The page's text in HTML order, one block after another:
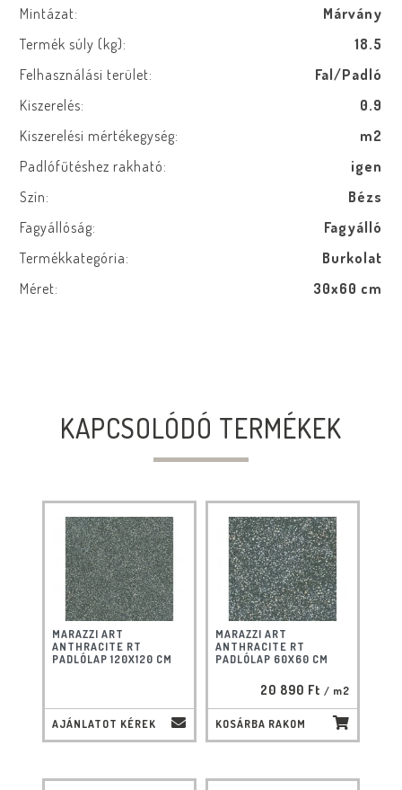
Mintázat:
Márvány
Termék súly (kg):
18.5
Felhasználási terület:
Fal/Padló
Kiszerelés:
0.9
Kiszerelési mértékegység:
m2
Padlófűtéshez rakható:
igen
Szín:
Bézs
Fagyállóság:
Fagyálló
Termékkategória:
Burkolat
Méret:
30x60 cm
KAPCSOLÓDÓ TERMÉKEK
MARAZZI ART
ANTHRACITE RT
PADLÓLAP 120X120 CM
AJÁNLATOT KÉREK
MARAZZI ART
ANTHRACITE RT
PADLÓLAP 60X60 CM
20 890 Ft / m2
KOSÁRBA RAKOM